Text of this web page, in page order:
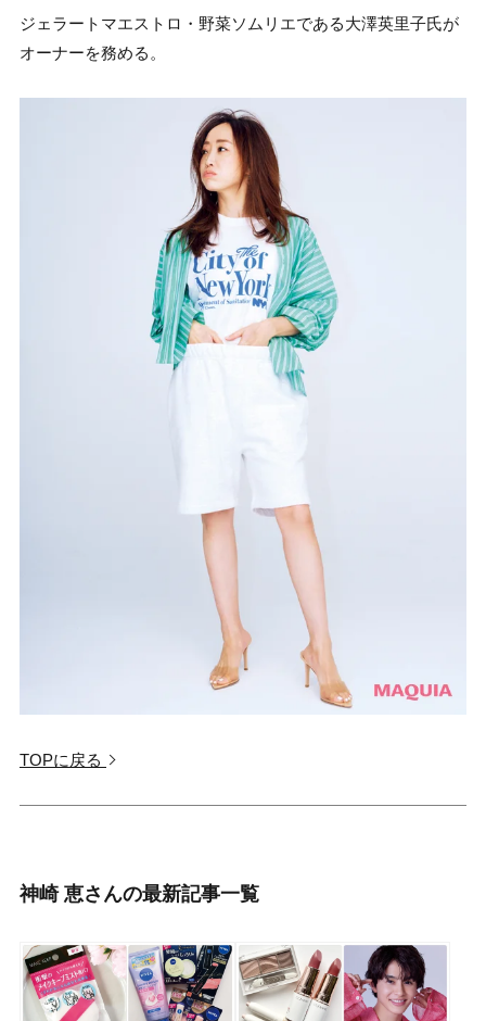
ジェラートマエストロ・野菜ソムリエである大澤英里子氏が
オーナーを務める。
TOPに戻る
神崎 恵さんの最新記事一覧